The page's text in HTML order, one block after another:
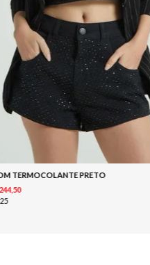
TERMOCOLANTE PRETO
244,50
25